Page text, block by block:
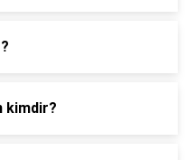
kimdir?